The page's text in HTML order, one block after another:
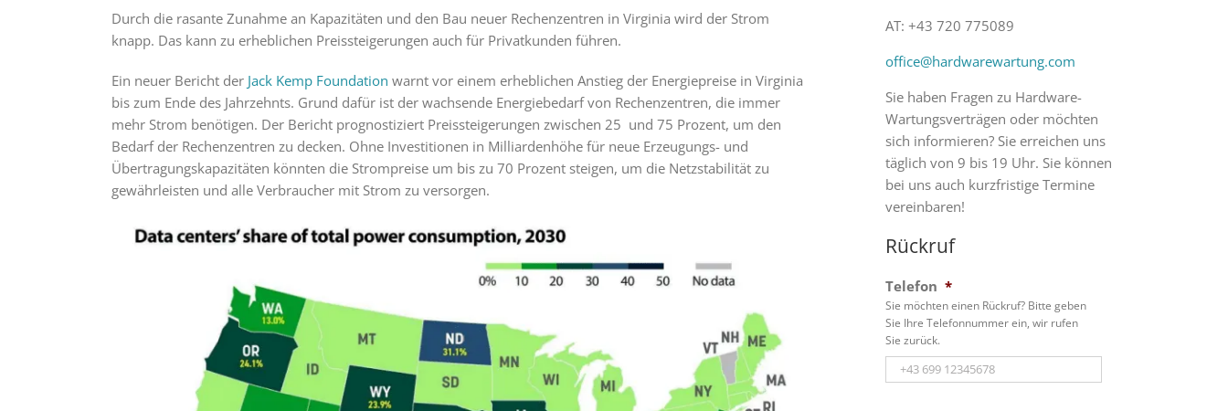
Durch die rasante Zunahme an Kapazitäten und den Bau neuer Rechenzentren in Virginia wird der Strom
knapp. Das kann zu erheblichen Preissteigerungen auch für Privatkunden führen.
Ein neuer Bericht der Jack Kemp Foundation warnt vor einem erheblichen Anstieg der Energiepreise in Virginia
bis zum Ende des Jahrzehnts. Grund dafür ist der wachsende Energiebedarf von Rechenzentren, die immer
mehr Strom benötigen. Der Bericht prognostiziert Preissteigerungen zwischen 25 und 75 Prozent, um den
Bedarf der Rechenzentren zu decken. Ohne Investitionen in Milliardenhöhe für neue Erzeugungs- und
Übertragungskapazitäten könnten die Strompreise um bis zu 70 Prozent steigen, um die Netzstabilität zu
gewährleisten und alle Verbraucher mit Strom zu versorgen.
AT: +43 720 775089
office@hardwarewartung.com
Sie haben Fragen zu Hardware-
Wartungsverträgen oder möchten
sich informieren? Sie erreichen uns
täglich von 9 bis 19 Uhr. Sie können
bei uns auch kurzfristige Termine
vereinbaren!
Rückruf
Telefon *
Sie möchten einen Rückruf? Bitte geben
Sie Ihre Telefonnummer ein, wir rufen
Sie zurück.